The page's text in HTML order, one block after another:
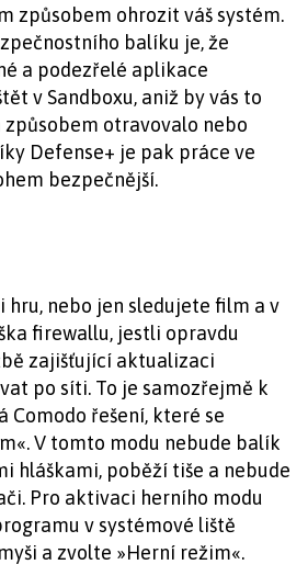
způsobem ohrozit váš systém.
balíku je, že
a podezřelé aplikace
v Sandboxu, aniž by vás to
otravovalo nebo
Defense+ je pak práce ve
bezpečnější.
hru, nebo jen sledujete film a v
firewallu, jestli opravdu
zajišťující aktualizaci
po síti. To je samozřejmě k
Comodo řešení, které se
V tomto modu nebude balík
hláškami, poběží tiše a nebude
Pro aktivaci herního modu
v systémové liště
a zvolte »Herní režim«.